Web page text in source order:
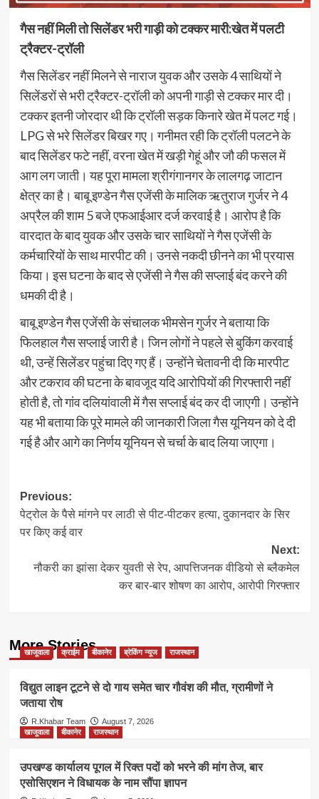
गैस नहीं मिली तो सिलेंडर भरी गाड़ी को टक्कर मारी:खेत में पलटी
ट्रैक्टर-ट्रॉली
गैस सिलेंडर नहीं मिलने से नाराज युवक और उसके 4 साथियों ने
सिलेंडरों से भरी ट्रैक्टर-ट्रॉली को अपनी गाड़ी से टक्कर मार दी।
टक्कर इतनी जोरदार थी कि ट्रॉली सड़क किनारे खेत में पलट गई।
LPG से भरे सिलेंडर बिखर गए। गनीमत रही कि ट्रॉली पलटने के
बाद सिलेंडर फटे नहीं, वरना खेत में खड़ी गेहूं और जौ की फसल में
आग लग जाती। यह पूरा मामला श्रीगंगानगर के लालगढ़ जाटान
क्षेत्र का है। बाबू इण्डेन गैस एजेंसी के मालिक ऋतुराज गुर्जर ने 4
अप्रैल की शाम 5 बजे एफआईआर दर्ज करवाई है। आरोप है कि
वारदात के बाद युवक और उसके चार साथियों ने गैस एजेंसी के
कर्मचारियों के साथ मारपीट की। उनसे नकदी छीनने का भी प्रयास
किया। इस घटना के बाद से एजेंसी ने गैस की सप्लाई बंद करने की
धमकी दी है।
बाबू इण्डेन गैस एजेंसी के संचालक भीमसेन गुर्जर ने बताया कि
फिलहाल गैस सप्लाई जारी है। जिन लोगों ने पहले से बुकिंग करवाई
थी, उन्हें सिलेंडर पहुंचा दिए गए हैं। उन्होंने चेतावनी दी कि मारपीट
और टकराव की घटना के बावजूद यदि आरोपियों की गिरफ्तारी नहीं
होती है, तो गांव दलियांवाली में गैस सप्लाई बंद कर दी जाएगी। उन्होंने
यह भी बताया कि पूरे मामले की जानकारी जिला गैस यूनियन को दे दी
गई है और आगे का निर्णय यूनियन से चर्चा के बाद लिया जाएगा।
Post
navigation
Previous:
पेट्रोल के पैसे मांगने पर लाठी से पीट-पीटकर हत्या, दुकानदार के सिर
पर किए कई वार
Next:
नौकरी का झांसा देकर युवती से रेप, आपत्तिजनक वीडियो से ब्लैकमेल
कर बार-बार शोषण का आरोप, आरोपी गिरफ्तार
More Stories
खाजूवाला क्राईम बीकानेर ब्रेकिंग न्यूज राजस्थान
विद्युत लाइन टूटने से दो गाय समेत चार गौवंश की मौत, ग्रामीणों ने
जताया रोष
R.Khabar Team
August 7, 2026
खाजूवाला
बीकानेर राजस्थान
उपखण्ड कार्यालय पूगल में रिक्त पदों को भरने की मांग तेज, बार
एसोसिएशन ने विधायक के नाम सौंपा ज्ञापन